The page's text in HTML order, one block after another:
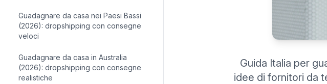
Guadagnare da casa nei Paesi Bassi
(2026): dropshipping con consegne
veloci
Guadagnare da casa in Australia
(2026): dropshipping con consegne
realistiche
Guida Italia per
idee di fornitori da